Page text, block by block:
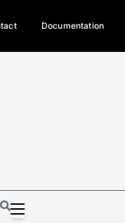
民族、立院電競
光電場回
Documentation